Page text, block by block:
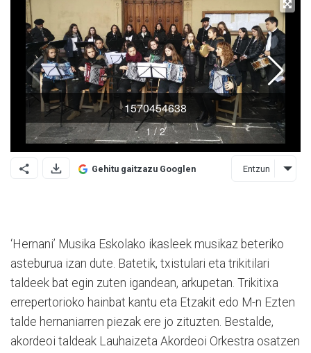
Gehitu gaitzazu Googlen Entzun
‘Hernani’ Musika Eskolako ikasleek musikaz beteriko
asteburua izan dute. Batetik, txistulari eta trikitilari
taldeek bat egin zuten igandean, arkupetan. Trikitixa
errepertorioko hainbat kantu eta Etzakit edo M-n Ezten
talde hernaniarren piezak ere jo zituzten. Bestalde,
akordeoi taldeak Lauhaizeta Akordeoi Orkestra osatzen